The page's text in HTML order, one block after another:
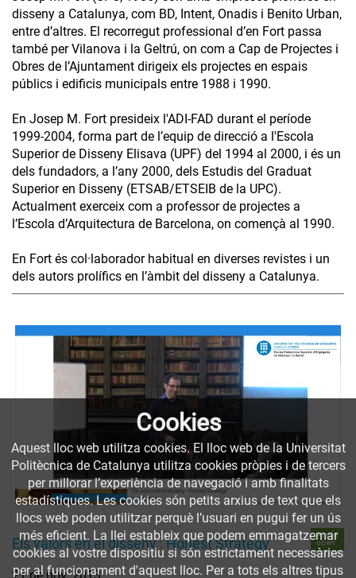
disseny a Catalunya, com BD, Intent, Onadis i Benito Urban,
entre d’altres. El recorregut professional d’en Fort passa
també per Vilanova i la Geltrú, on com a Cap de Projectes i
Obres de l’Ajuntament dirigeix els projectes en espais
públics i edificis municipals entre 1988 i 1990.
En Josep M. Fort presideix l'ADI-FAD durant el període
1999-2004, forma part de l’equip de direcció a l'Escola
Superior de Disseny Elisava (UPF) del 1994 al 2000, i és un
dels fundadors, a l’any 2000, dels Estudis del Graduat
Superior en Disseny (ETSAB/ETSEIB de la UPC).
Actualment exerceix com a professor de projectes a
l’Escola d’Arquitectura de Barcelona, on començà al 1990.
En Fort és col·laborador habitual en diverses revistes i un
dels autors prolífics en l’àmbit del disseny a Catalunya.
Els valors en el disseny : Honest Strategy
Accés
obert
Cookies
Aquest lloc web utilitza cookies. El lloc web de la Universitat
Politècnica de Catalunya utilitza cookies pròpies i de tercers
per millorar l’experiència de navegació i amb finalitats
estadístiques. Les cookies són petits arxius de text que els
llocs web poden utilitzar perquè l’usuari en pugui fer un ús
més eficient. La llei estableix que podem emmagatzemar
cookies al vostre dispositiu si són estrictament necessàries
per al funcionament d'aquest lloc. Per a tots els altres tipus